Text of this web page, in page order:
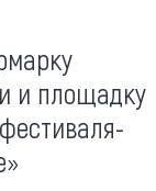
и площадку